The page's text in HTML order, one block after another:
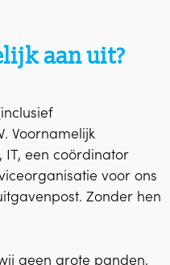
aan uit?
Voornamelijk
een coördinator
voor ons
Zonder hen
geen grote panden,